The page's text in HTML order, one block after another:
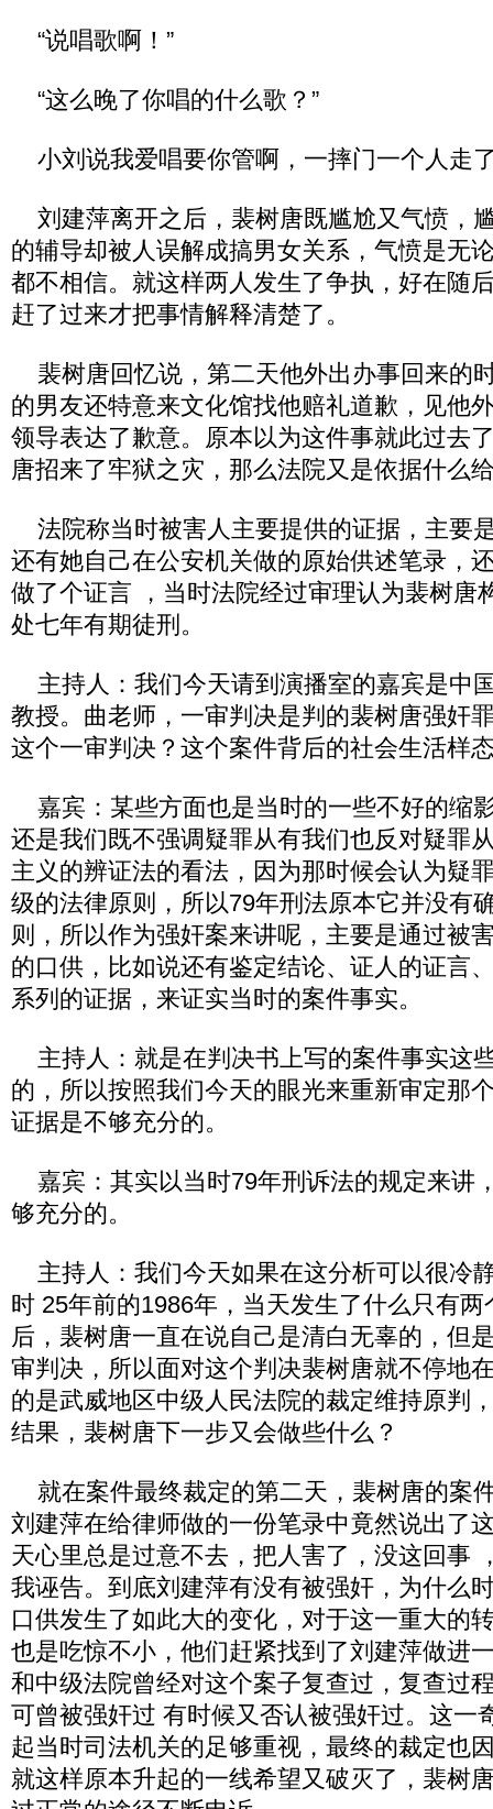
“说唱歌啊！”
“这么晚了你唱的什么歌？”
小刘说我爱唱要你管啊，一摔门一个人走
刘建萍离开之后，裴树唐既尴尬又气愤，
的辅导却被人误解成搞男女关系，气愤是无
都不相信。就这样两人发生了争执，好在随
赶了过来才把事情解释清楚了。
裴树唐回忆说，第二天他外出办事回来的
的男友还特意来文化馆找他赔礼道歉，见他
领导表达了歉意。原本以为这件事就此过去
唐招来了牢狱之灾，那么法院又是依据什么
法院称当时被害人主要提供的证据，主要
还有她自己在公安机关做的原始供述笔录，
做了个证言 ，当时法院经过审理认为裴树唐
处七年有期徒刑。
主持人：我们今天请到演播室的嘉宾是中
教授。曲老师，一审判决是判的裴树唐强奸
这个一审判决？这个案件背后的社会生活样
嘉宾：某些方面也是当时的一些不好的缩
还是我们既不强调疑罪从有我们也反对疑罪
主义的辨证法的看法，因为那时候会认为疑
级的法律原则，所以79年刑法原本它并没有
则，所以作为强奸案来讲呢，主要是通过被
的口供，比如说还有鉴定结论、证人的证言
系列的证据，来证实当时的案件事实。
主持人：就是在判决书上写的案件事实这
的，所以按照我们今天的眼光来重新审定那
证据是不够充分的。
嘉宾：其实以当时79年刑诉法的规定来讲
够充分的。
主持人：我们今天如果在这分析可以很冷
时 25年前的1986年，当天发生了什么只有
后，裴树唐一直在说自己是清白无辜的，但
审判决，所以面对这个判决裴树唐就不停地
的是武威地区中级人民法院的裁定维持原判
结果，裴树唐下一步又会做些什么？
就在案件最终裁定的第二天，裴树唐的案
刘建萍在给律师做的一份笔录中竟然说出了
天心里总是过意不去，把人害了，没这回事
我诬告。到底刘建萍有没有被强奸，为什么
口供发生了如此大的变化，对于这一重大的
也是吃惊不小，他们赶紧找到了刘建萍做进
和中级法院曾经对这个案子复查过，复查过
可曾被强奸过 有时候又否认被强奸过。这一
起当时司法机关的足够重视，最终的裁定也
就这样原本升起的一线希望又破灭了，裴树